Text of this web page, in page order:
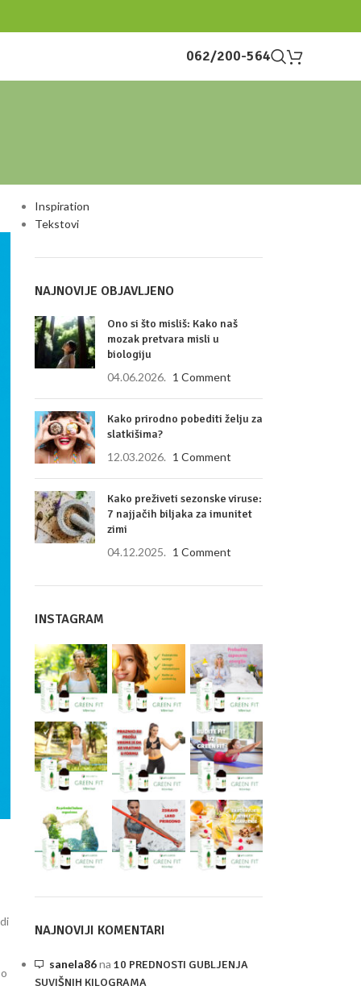
062/200-564
Inspiration
Tekstovi
NAJNOVIJE OBJAVLJENO
Ono si što misliš: Kako naš
mozak pretvara misli u
biologiju
04.06.2026. 1 Comment
Kako prirodno pobediti želju za
slatkišima?
12.03.2026. 1 Comment
Kako preživeti sezonske viruse:
7 najjačih biljaka za imunitet
zimi
04.12.2025. 1 Comment
INSTAGRAM
NAJNOVIJI KOMENTARI
sanela86na 10 PREDNOSTI GUBLJENJA
SUVIŠNIH KILOGRAMA